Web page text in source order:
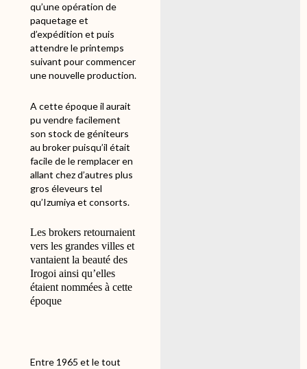
qu’une opération de
paquetage et
d’expédition et puis
attendre le printemps
suivant pour commencer
une nouvelle production.
A cette époque il aurait
pu vendre facilement
son stock de géniteurs
au broker puisqu’il était
facile de le remplacer en
allant chez d’autres plus
gros éleveurs tel
qu’Izumiya et consorts.
Les brokers retournaient
vers les grandes villes et
vantaient la beauté des
Irogoi ainsi qu’elles
étaient nommées à cette
époque
Entre 1965 et le tout